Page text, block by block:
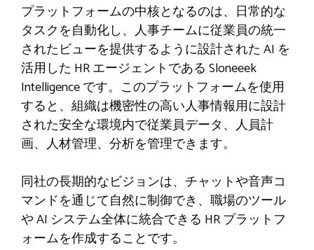
プラットフォームの中核となるのは、日常的な
タスクを自動化し、人事チームに従業員の統一
されたビューを提供するように設計された AI を
活用した HR エージェントである Sloneeek
Intelligence です。このプラットフォームを使用
すると、組織は機密性の高い人事情報用に設計
された安全な環境内で従業員データ、人員計
画、人材管理、分析を管理できます。
同社の長期的なビジョンは、チャットや音声コ
マンドを通じて自然に制御でき、職場のツール
や AI システム全体に統合できる HR プラットフ
ォームを作成することです。